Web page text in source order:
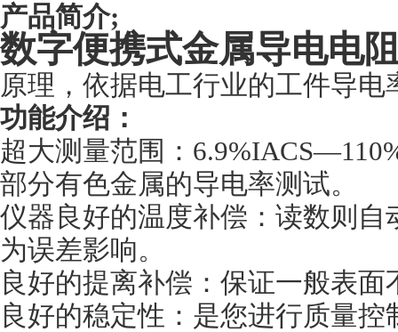
产品简介;
数字便携式金属导电电
原理，依据电工行业的工件导电
功能介绍：
超大测量范围：
部分有色金属的导电率测试。
仪器良好的温度补偿：读数则
为误差影响。
良好的提离补偿：保证一般表
良好的稳定性：是您进行质量控